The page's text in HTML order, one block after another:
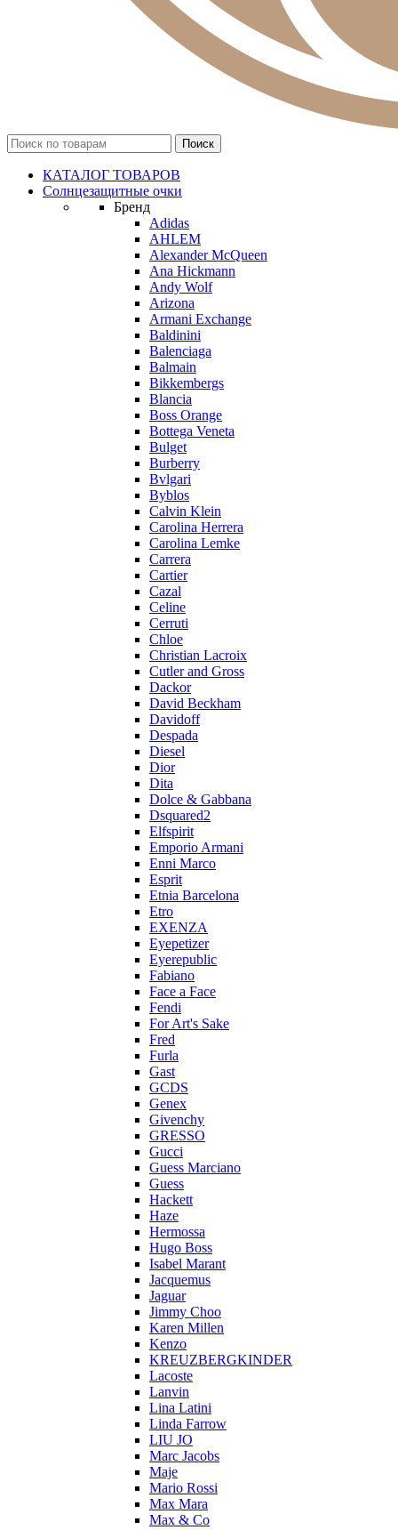
КАТАЛОГ ТОВАРОВ
Солнцезащитные очки
Бренд
Adidas
AHLEM
Alexander McQueen
Ana Hickmann
Andy Wolf
Arizona
Armani Exchange
Baldinini
Balenciaga
Balmain
Bikkembergs
Blancia
Boss Orange
Bottega Veneta
Bulget
Burberry
Bvlgari
Byblos
Calvin Klein
Carolina Herrera
Carolina Lemke
Carrera
Cartier
Cazal
Celine
Cerruti
Chloe
Christian Lacroix
Cutler and Gross
Dackor
David Beckham
Davidoff
Despada
Diesel
Dior
Dita
Dolce & Gabbana
Dsquared2
Elfspirit
Emporio Armani
Enni Marco
Esprit
Etnia Barcelona
Etro
EXENZA
Eyepetizer
Eyerepublic
Fabiano
Face a Face
Fendi
For Art's Sake
Fred
Furla
Gast
GCDS
Genex
Givenchy
GRESSO
Gucci
Guess Marciano
Guess
Hackett
Haze
Hermossa
Hugo Boss
Isabel Marant
Jacquemus
Jaguar
Jimmy Choo
Karen Millen
Kenzo
KREUZBERGKINDER
Lacoste
Lanvin
Lina Latini
Linda Farrow
LIU JO
Marc Jacobs
Maje
Mario Rossi
Max Mara
Max & Co